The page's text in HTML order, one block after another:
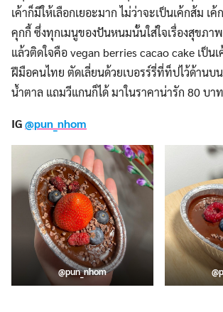
Search
for:
เค้าก็มีให้เลือกเยอะมาก ไม่ว่าจะเป็นเค้กส้ม เ
คุกกี้ ซึ่งทุกเมนูของปันหนมนั้นใส่ใจเรื่องสุขภา
แล้วติดใจคือ vegan berries cacao cake เป็
ฝีมือคนไทย ตัดเลี่ยนด้วยเบอรร์รี่ที่ท็ปไว้ด้านบน
น้ำตาล แถมวีแกนก็ได้ มาในราคาน่ารัก 80 บา
IG@pun_nhom
@pun_nhom